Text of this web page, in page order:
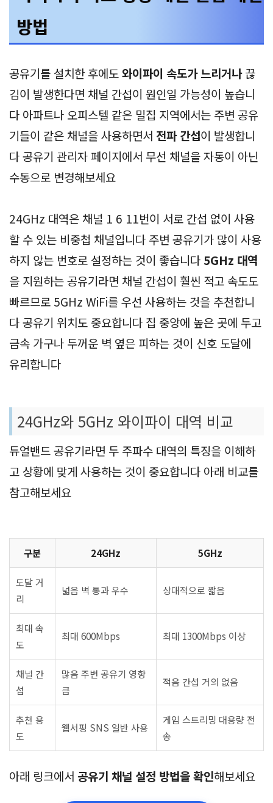
방법
공유기를 설치한 후에도와이파이 속도가 느리거나끊
김이 발생한다면 채널 간섭이 원인일 가능성이 높습니
다 아파트나 오피스텔 같은 밀집 지역에서는 주변 공유
기들이 같은 채널을 사용하면서 전파 간섭이 발생합니
다 공유기 관리자 페이지에서 무선 채널을 자동이 아닌
수동으로 변경해보세요
24GHz 대역은 채널 1 6 11번이 서로 간섭 없이 사용
할 수 있는 비중첩 채널입니다 주변 공유기가 많이 사용
하지 않는 번호로 설정하는 것이 좋습니다 5GHz 대역
을 지원하는 공유기라면 채널 간섭이 훨씬 적고 속도도
빠르므로 5GHz WiFi를 우선 사용하는 것을 추천합니
다 공유기 위치도 중요합니다 집 중앙에 높은 곳에 두고
금속 가구나 두꺼운 벽 옆은 피하는 것이 신호 도달에
유리합니다
24GHz와 5GHz 와이파이 대역 비교
듀얼밴드 공유기라면 두 주파수 대역의 특징을 이해하
고 상황에 맞게 사용하는 것이 중요합니다 아래 비교를
참고해보세요
구분 24GHz 5GHz
도달 거
리
넓음 벽 통과 우수 상대적으로 짧음
최대 속
도
최대 600Mbps 최대 1300Mbps 이상
채널 간
섭
많음 주변 공유기 영향
큼
적음 간섭 거의 없음
추천 용
도
웹서핑 SNS 일반 사용
게임 스트리밍 대용량 전
송
아래 링크에서 공유기 채널 설정 방법을 확인해보세요